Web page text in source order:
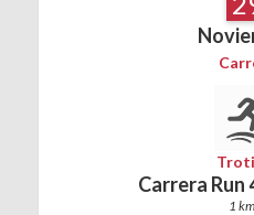
Carrera Run
1 km